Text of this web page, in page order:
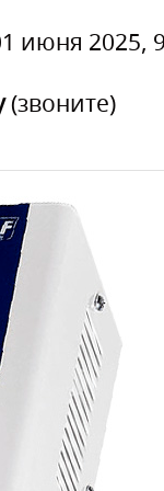
июня 2025,
(звоните)